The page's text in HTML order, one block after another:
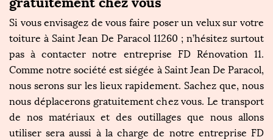
Si vous envisagez de vous faire poser un velux sur votre
toiture à Saint Jean De Paracol 11260 ; n’hésitez surtout
pas à contacter notre entreprise FD Rénovation 11.
Comme notre société est siégée à Saint Jean De Paracol,
nous serons sur les lieux rapidement. Sachez que, nous
nous déplacerons gratuitement chez vous. Le transport
de nos matériaux et des outillages que nous allons
utiliser sera aussi à la charge de notre entreprise FD